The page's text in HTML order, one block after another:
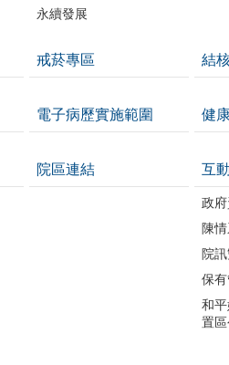
永續發展
戒菸專區 結
電子病歷實施範圍 健
院區連結 互
政
陳
院
保
和
置